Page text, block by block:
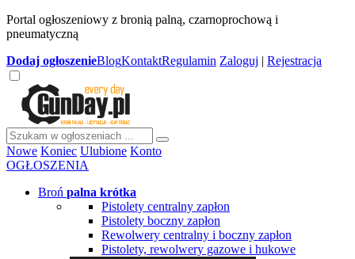
Portal ogłoszeniowy z bronią palną, czarnoprochową i
pneumatyczną
Dodaj ogłoszenieBlogKontaktRegulamin Zaloguj | Rejestracja
Nowe Koniec Ulubione Konto
OGŁOSZENIA
Broń palna krótka
Pistolety centralny zapłon
Pistolety boczny zapłon
Rewolwery centralny i boczny zapłon
Pistolety, rewolwery gazowe i hukowe